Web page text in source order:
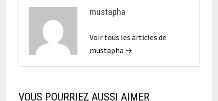
mustapha
Voir tous les articles de
mustapha →
VOUS POURRIEZ AUSSI AIMER